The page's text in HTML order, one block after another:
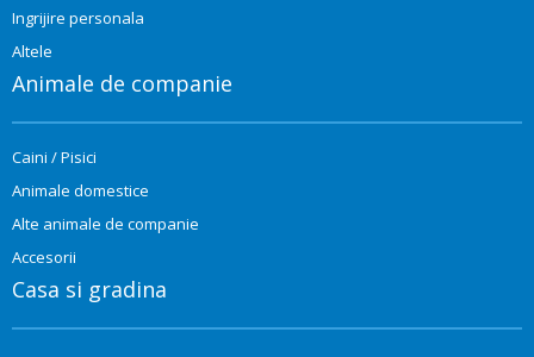
Ingrijire personala
Altele
Animale de companie
Caini / Pisici
Animale domestice
Alte animale de companie
Accesorii
Casa si gradina